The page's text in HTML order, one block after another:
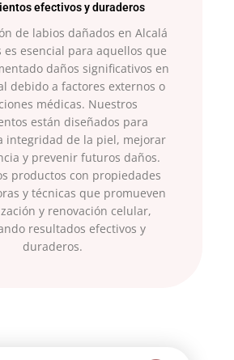
efectivos y duraderos
de labios dañados en Alcalá
es esencial para aquellos que
daños significativos en
debido a factores externos o
médicas. Nuestros
están diseñados para
integridad de la piel, mejorar
y prevenir futuros daños.
productos con propiedades
y técnicas que promueven
y renovación celular,
resultados efectivos y
duraderos.